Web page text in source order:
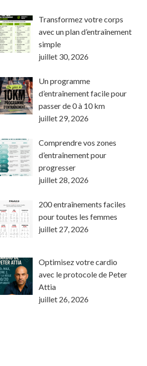
Transformez votre corps
avec un plan d’entraînement
simple
juillet 30, 2026
Un programme
d’entraînement facile pour
passer de 0 à 10 km
juillet 29, 2026
Comprendre vos zones
d’entraînement pour
progresser
juillet 28, 2026
200 entraînements faciles
pour toutes les femmes
juillet 27, 2026
Optimisez votre cardio
avec le protocole de Peter
Attia
juillet 26, 2026